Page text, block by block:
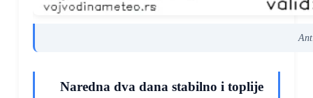
Naredna dva dana stabilno i toplije